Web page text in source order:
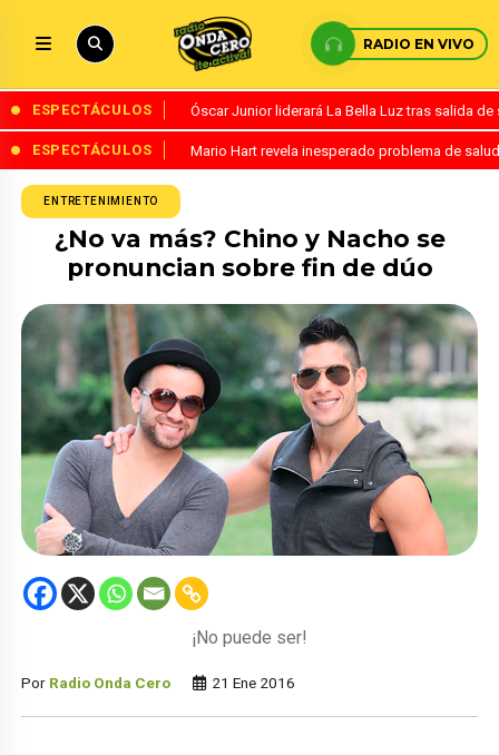
RADIO EN VIVO
ESPECTÁCULOS Óscar Junior liderará La Bella Luz tras salida
ESPECTÁCULOS Mario Hart revela inesperado problema de
ENTRETENIMIENTO
¿No va más? Chino y Nacho se
pronuncian sobre fin de dúo
¡No puede ser!
Por Radio Onda Cero 21 Ene 2016